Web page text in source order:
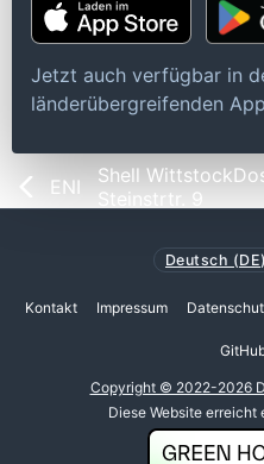
Jetzt auch verfügbar in
länderübergreifenden App
ENI
Shell
Steinstrtr. 9
Deutsch (DE)
Kontakt Impressum
Copyright © 2022-2026
Diese Website erreicht